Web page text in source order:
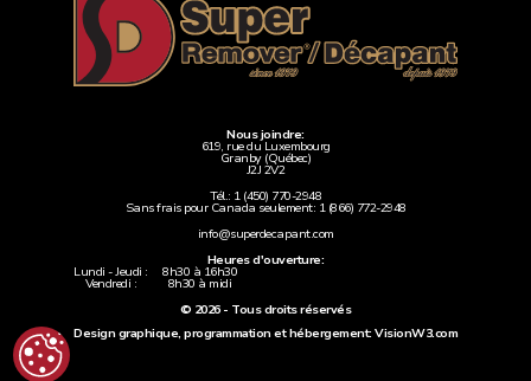
Nous joindre:
619, rue du Luxembourg
Granby (Québec)
J2J 2V2
Tél.: 1 (450) 770-2948
Sans frais pour Canada seulement: 1 (866) 772-2948
info@superdecapant.com
Heures d'ouverture:
Lundi - Jeudi : 8h30 à 16h30
Vendredi :
8h30 à midi
© 2026 - Tous droits réservés
Design graphique, programmation et hébergement: VisionW3.com